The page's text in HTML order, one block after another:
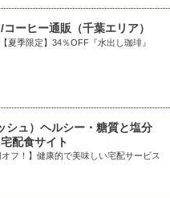
ーヒー通販（千葉エリア）
夏季限定】34％OFF『水出し珈琲』
シュ）ヘルシー・糖質と塩分
配食サイト
オフ！】健康的で美味しい宅配サービス